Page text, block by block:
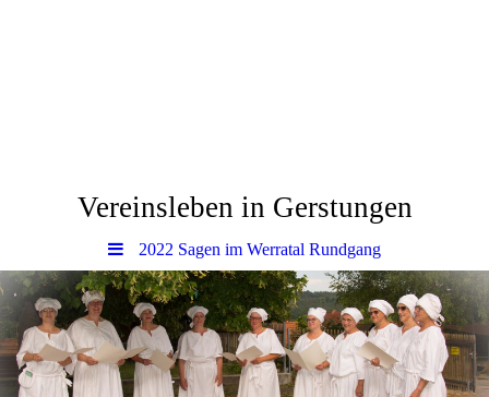
Vereinsleben in Gerstungen
2022 Sagen im Werratal Rundgang